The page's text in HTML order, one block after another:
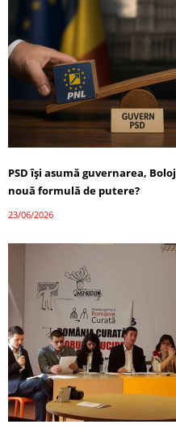
PSD își asumă guvernarea,
nouă formulă de putere?
23/06/2026